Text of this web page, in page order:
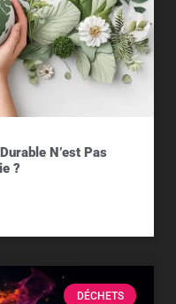
N’est Pas
?
DÉCHETS